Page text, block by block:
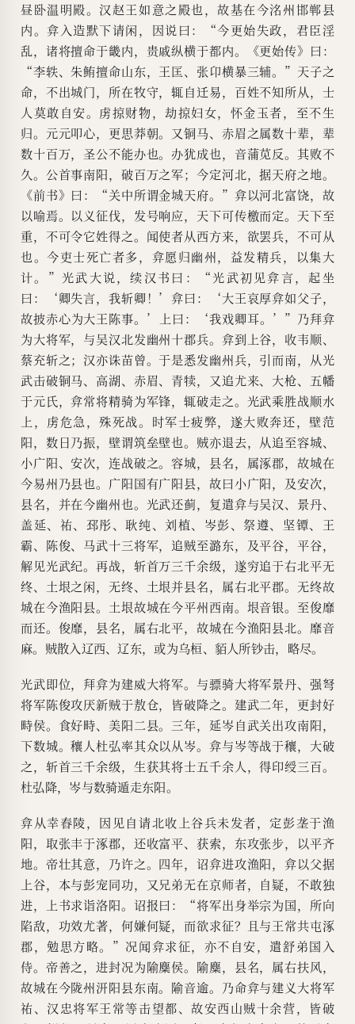
昼卧温明殿。汉赵王如意之殿也，故基在今洺州邯郸县
内。弇入造默下请闲，因说曰：“今更始失政，君臣淫
乱，诸将擅命于畿内，贵戚纵横于都内。《更始传》曰：
“李轶、朱鲔擅命山东，王匡、张卬横暴三辅。”天子之
命，不出城门，所在牧守，辄自迁易，百姓不知所从，士
人莫敢自安。虏掠财物，劫掠妇女，怀金玉者，至不生
归。元元叩心，更思莽朝。又铜马、赤眉之属数十辈，辈
数十百万，圣公不能办也。办犹成也，音蒲苋反。其败不
久。公首事南阳，破百万之军；今定河北，据天府之地。
《前书》曰：“关中所谓金城天府。”弇以河北富饶，故
以喻焉。以义征伐，发号响应，天下可传檄而定。天下至
重，不可令它姓得之。闻使者从西方来，欲罢兵，不可从
也。今吏士死亡者多，弇愿归幽州，益发精兵，以集大
计。”光武大说，续汉书曰：“光武初见弇言，起坐
曰：‘卿失言，我斩卿！’弇曰：‘大王哀厚弇如父子，
故披赤心为大王陈事。’上曰：‘我戏卿耳。’”乃拜弇
为大将军，与吴汉北发幽州十郡兵。弇到上谷，收韦顺、
蔡充斩之；汉亦诛苗曾。于是悉发幽州兵，引而南，从光
武击破铜马、高湖、赤眉、青犊，又追尤来、大枪、五幡
于元氏，弇常将精骑为军锋，辄破走之。光武乘胜战顺水
上，虏危急，殊死战。时军士疲弊，遂大败奔还，壁范
阳，数日乃振，壁谓筑垒壁也。贼亦退去，从追至容城、
小广阳、安次，连战破之。容城，县名，属涿郡，故城在
今易州乃县也。广阳国有广阳县，故曰小广阳，及安次，
县名，并在今幽州也。光武还蓟，复遣弇与吴汉、景丹、
盖延、祐、邳彤、耿纯、刘植、岑彭、祭遵、坚镡、王
霸、陈俊、马武十三将军，追贼至潞东，及平谷，平谷，
解见光武纪。再战，斩首万三千余级，遂穷追于右北平无
终、土垠之闲，无终、土垠并县名，属右北平郡。无终故
城在今渔阳县。土垠故城在今平州西南。垠音银。至俊靡
而还。俊靡，县名，属右北平，故城在今渔阳县北。靡音
麻。贼散入辽西、辽东，或为乌桓、貊人所钞击，略尽。
光武即位，拜弇为建威大将军。与骠骑大将军景丹、强弩
将军陈俊攻厌新贼于敖仓，皆破降之。建武二年，更封好
畤侯。食好畤、美阳二县。三年，延岑自武关出攻南阳，
下数城。穰人杜弘率其众以从岑。弇与岑等战于穰，大破
之，斩首三千余级，生获其将士五千余人，得印绶三百。
杜弘降，岑与数骑遁走东阳。
弇从幸舂陵，因见自请北收上谷兵未发者，定彭垄于渔
阳，取张丰于涿郡，还收富平、获索，东攻张步，以平齐
地。帝壮其意，乃许之。四年，诏弇进攻渔阳，弇以父据
上谷，本与彭宠同功，又兄弟无在京师者，自疑，不敢独
进，上书求诣洛阳。诏报曰：“将军出身举宗为国，所向
陷敌，功效尤著，何嫌何疑，而欲求征？且与王常共屯涿
郡，勉思方略。”况闻弇求征，亦不自安，遣舒弟国入
侍。帝善之，进封况为隃麋侯。隃麋，县名，属右扶风，
故城在今陇州汧阳县东南。隃音逾。乃命弇与建义大将军
祐、汉忠将军王常等击望都、故安西山贼十余营，皆破